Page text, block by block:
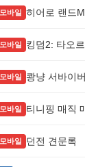
모바일 히어로 랜드M
모바일 킹덤2: 타오
모바일 쾅냥 서바이
모바일 티니핑 매직
모바일 던전 견문록